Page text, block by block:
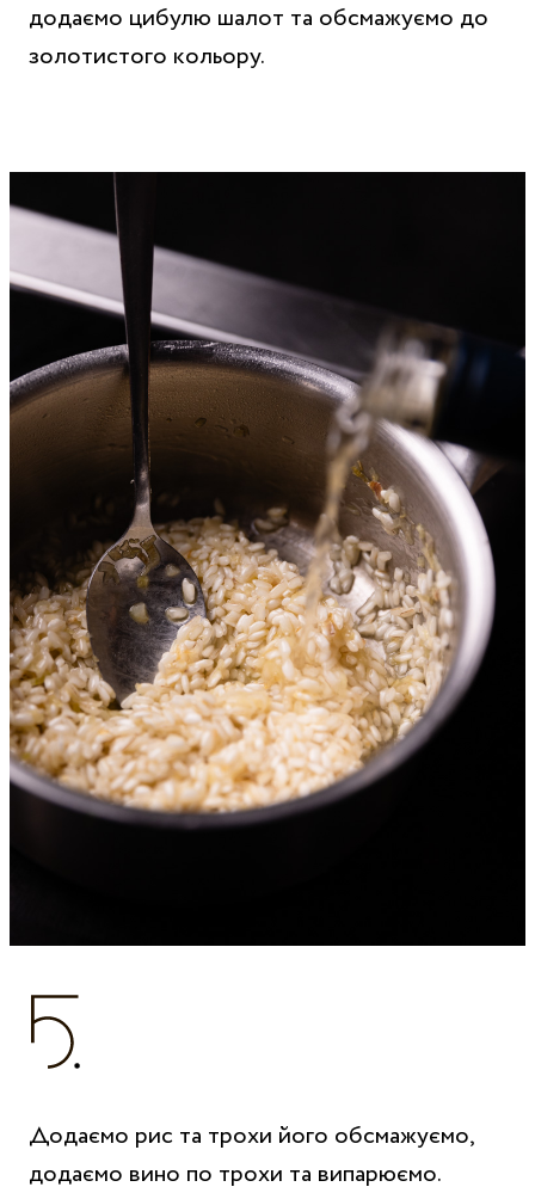
додаємо цибулю шалот та обсмажуємо до
золотистого кольору.
Додаємо рис та трохи його обсмажуємо,
додаємо вино по трохи та випарюємо.